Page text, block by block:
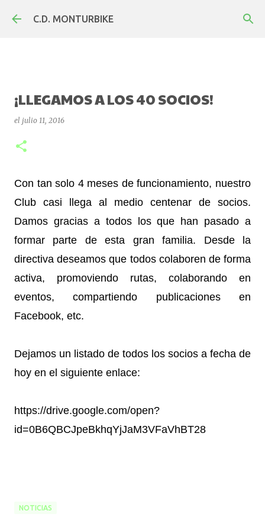
Ir al contenido principal
C.D. MONTURBIKE
¡LLEGAMOS A LOS 40 SOCIOS!
el julio 11, 2016
Con tan solo 4 meses de funcionamiento, nuestro
Club casi llega al medio centenar de socios.
Damos gracias a todos los que han pasado a
formar parte de esta gran familia. Desde la
directiva deseamos que todos colaboren de forma
activa, promoviendo rutas, colaborando en
eventos, compartiendo publicaciones en
Facebook, etc.
Dejamos un listado de todos los socios a fecha de
hoy en el siguiente enlace:
https://drive.google.com/open?
id=0B6QBCJpeBkhqYjJaM3VFaVhBT28
NOTICIAS